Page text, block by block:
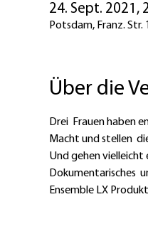
24. Sept. 2021,
Potsdam, Franz.
Über die
Drei  Frauen haben
Macht und stellen
Und gehen vielleicht
Dokumentarisches
Ensemble LX